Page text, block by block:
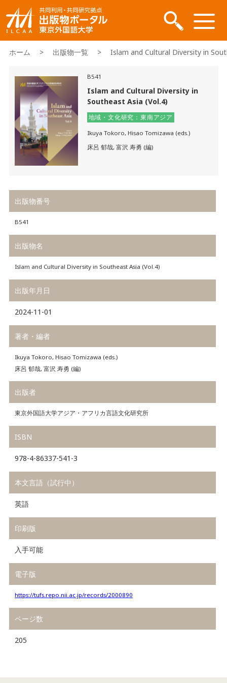
ホーム > 出版物一覧 > Islam and Cultural Diversity in
B541
Islam and Cultural Diversity in
Southeast Asia (Vol.4)
地域・文化研究：東南アジア
Ikuya Tokoro, Hisao Tomizawa (eds.)
床呂 郁哉, 富沢 寿勇 (編)
出版物番号
B541
出版物名
Islam and Cultural Diversity in Southeast Asia (Vol.4)
出版年月日
2024-11-01
著者・編者
Ikuya Tokoro, Hisao Tomizawa (eds.)
床呂 郁哉, 富沢 寿勇 (編)
出版者
東京外国語大学アジア・アフリカ言語文化研究所
ISBN
978-4-86337-541-3
本文言語（試行中）
英語
印刷版
入手可能
電子版
https://tufs.repo.nii.ac.jp/records/2000890
ページ数
205